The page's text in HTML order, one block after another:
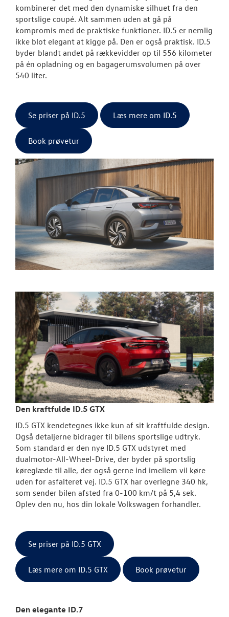
kombinerer det med den dynamiske silhuet fra den
sportslige coupé. Alt sammen uden at gå på
kompromis med de praktiske funktioner. ID.5 er nemlig
ikke blot elegant at kigge på. Den er også praktisk. ID.5
byder blandt andet på rækkevidder op til 556 kilometer
på én opladning og en bagagerumsvolumen på over
540 liter.
Se priser på ID.5 Læs mere om ID.5
Book prøvetur
Den kraftfulde ID.5 GTX
ID.5 GTX kendetegnes ikke kun af sit kraftfulde design.
Også detaljerne bidrager til bilens sportslige udtryk.
Som standard er den nye ID.5 GTX udstyret med
dualmotor-All-Wheel-Drive, der byder på sportslig
køreglæde til alle, der også gerne ind imellem vil køre
uden for asfalteret vej. ID.5 GTX har overlegne 340 hk,
som sender bilen afsted fra 0-100 km/t på 5,4 sek.
Oplev den nu, hos din lokale Volkswagen forhandler.
Se priser på ID.5 GTX
Læs mere om ID.5 GTX Book prøvetur
Den elegante ID.7